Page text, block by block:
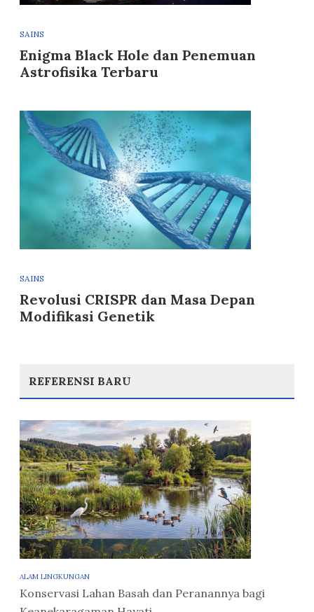
SAINS
Enigma Black Hole dan Penemuan
Astrofisika Terbaru
SAINS
Revolusi CRISPR dan Masa Depan
Modifikasi Genetik
REFERENSI BARU
ALAM LINGKUNGAN
Konservasi Lahan Basah dan Peranannya bagi